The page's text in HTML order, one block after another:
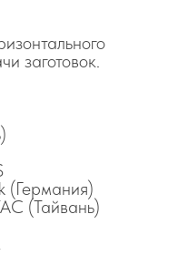
заготовок.
(Германия)
(Тайвань)